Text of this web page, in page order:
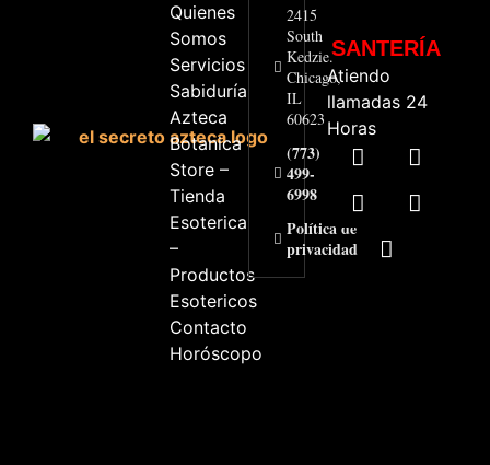
Quienes
Somos
Servicios
Sabiduría
Azteca
Botanica
Store –
Tienda
Esoterica
–
Productos
Esotericos
Contacto
Horóscopo
2415
South
Kedzie.
Chicago,
IL
60623
(773)
499-
6998
Política de
privacidad
SANTERÍA
Atiendo
llamadas 24
Horas